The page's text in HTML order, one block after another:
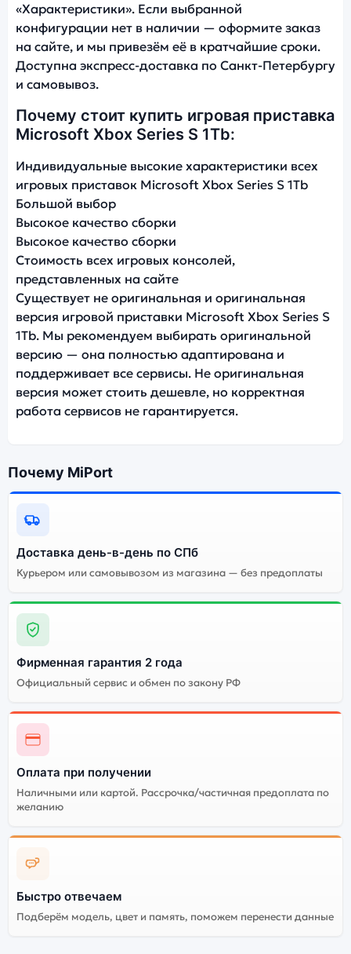
«Характеристики». Если выбранной
конфигурации нет в наличии — оформите заказ
на сайте, и мы привезём её в кратчайшие сроки.
Доступна экспресс-доставка по Санкт-Петербургу
и самовывоз.
Почему стоит купить игровая приставка
Microsoft Xbox Series S 1Tb:
Индивидуальные высокие характеристики всех
игровых приставок Microsoft Xbox Series S 1Tb
Большой выбор
Высокое качество сборки
Высокое качество сборки
Стоимость всех игровых консолей,
представленных на сайте
Существует не оригинальная и оригинальная
версия игровой приставки Microsoft Xbox Series S
1Tb. Мы рекомендуем выбирать оригинальной
версию — она полностью адаптирована и
поддерживает все сервисы. Не оригинальная
версия может стоить дешевле, но корректная
работа сервисов не гарантируется.
Почему MiPort
Доставка день-в-день по СПб
Курьером или самовывозом из магазина — без предоплаты
Фирменная гарантия 2 года
Официальный сервис и обмен по закону РФ
Оплата при получении
Наличными или картой. Рассрочка/частичная предоплата по
желанию
Быстро отвечаем
Подберём модель, цвет и память, поможем перенести данные